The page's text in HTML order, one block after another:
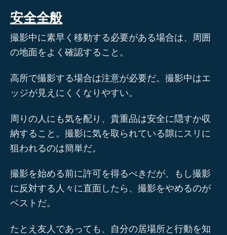
安全全般
撮影中に素早く移動する必要がある場合は、周囲
の地面をよく確認すること。
高所で撮影する場合は注意が必要だ。撮影中はエ
ッジが見えにくくなりやすい。
周りの人にも気を配り、貴重品は安全に隠すか収
納すること。撮影に気を取られている隙にスリに
狙われるのは簡単だ。
撮影を始める前に許可を得るべきだが、もし撮影
に反対する人々に直面したら、撮影をやめるのが
ベストだ。
たとえ友人であっても、自分の居場所と行動を知